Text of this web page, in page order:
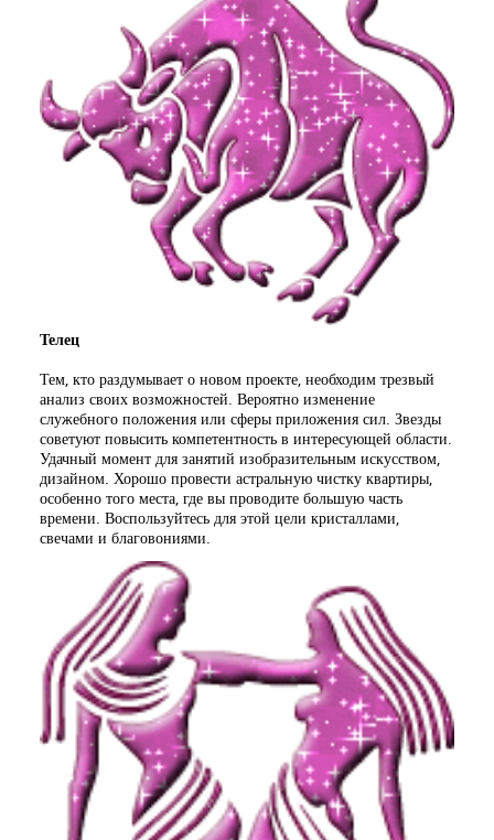
Телец
Тем, кто раздумывает о новом проекте, необходим трезвый
анализ своих возможностей. Вероятно изменение
служебного положения или сферы приложения сил. Звезды
советуют повысить компетентность в интересующей области.
Удачный момент для занятий изобразительным искусством,
дизайном. Хорошо провести астральную чистку квартиры,
особенно того места, где вы проводите большую часть
времени. Воспользуйтесь для этой цели кристаллами,
свечами и благовониями.